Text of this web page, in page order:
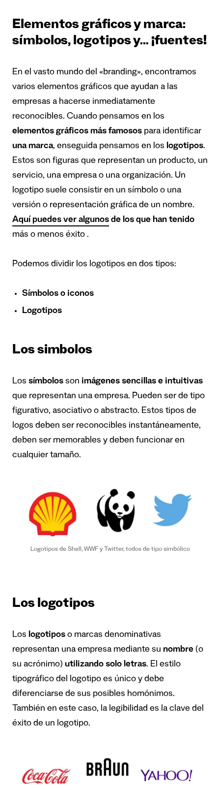
Elementos gráficos y marca:
símbolos, logotipos y… ¡fuentes!
En el vasto mundo del «branding», encontramos
varios elementos gráficos que ayudan a las
empresas a hacerse inmediatamente
reconocibles. Cuando pensamos en los
elementos gráficos más famosos para identificar
una marca, enseguida pensamos en los logotipos.
Estos son figuras que representan un producto, un
servicio, una empresa o una organización. Un
logotipo suele consistir en un símbolo o una
versión o representación gráfica de un nombre.
Aquí puedes ver algunos de los que han tenido
más o menos éxito .
Podemos dividir los logotipos en dos tipos:
Símbolos o iconos
Logotipos
Los simbolos
Los símbolos son imágenes sencillas e intuitivas
que representan una empresa. Pueden ser de tipo
figurativo, asociativo o abstracto. Estos tipos de
logos deben ser reconocibles instantáneamente,
deben ser memorables y deben funcionar en
cualquier tamaño.
Logotipos de Shell, WWF y Twitter, todos de tipo simbólico
Los logotipos
Los logotipos o marcas denominativas
representan una empresa mediante su nombre (o
su acrónimo) utilizando solo letras. El estilo
tipográfico del logotipo es único y debe
diferenciarse de sus posibles homónimos.
También en este caso, la legibilidad es la clave del
éxito de un logotipo.